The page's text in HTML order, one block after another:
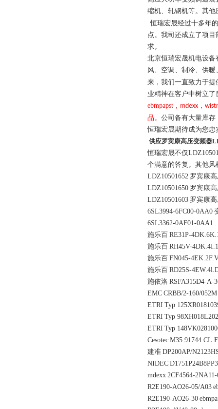
缩机、轧钢机等。其
恒瑞宏晟经过十多年
点。我司还成立了项
求。
北京恒瑞宏晟机电设
风、空调、制冷、供
来，我们一直致力于
业精神在客户中树立了
ebmpapst， mdexx ，
品。 公司备有大量库存
恒瑞宏晟期待成为您
供应罗宾康高压变频器
恒瑞宏晟不仅
个满意的答复。其他
LDZ10501652 罗宾康
LDZ10501650 罗宾康
LDZ10501603 罗宾康
6SL3994-6FC00-0AA0
6SL3362-0AF01-0AA1
施乐百 RE31P-
施乐百 RH45V-
施乐百 FN045-
施乐百 RD25S-
施依洛 RSFA315D4-A-
EMC CRBB/2-160/052M
ETRI Typ
ETRI Typ 98XH018L202
ETRI Typ
Cesotec M35 91744 CL.F
建准 DP200AP/
NIDEC
mdexx 2CF4564-
R2E190-AO26-05/A03
R2E190-AO26-30